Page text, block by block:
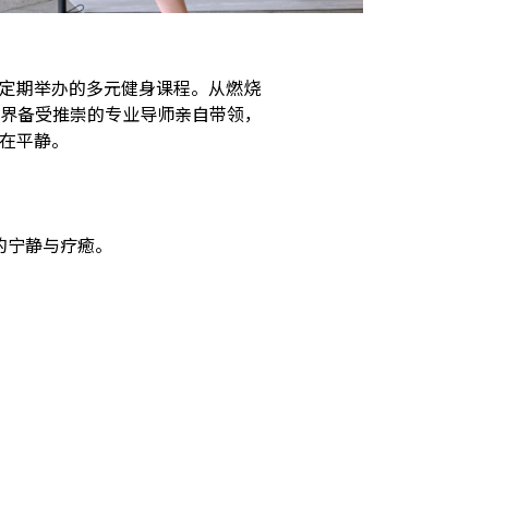
期举办的多元健身课程。从燃烧
受推崇的专业导师亲自带领，
平静。
静与疗癒。